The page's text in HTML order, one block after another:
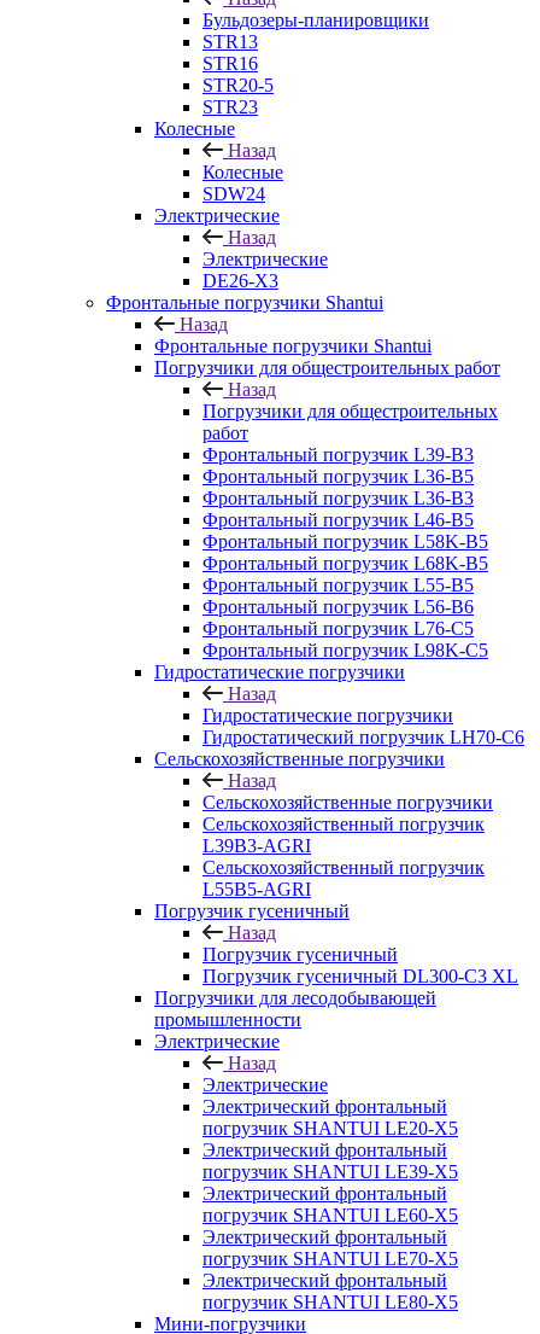
Бульдозеры-планировщики
STR13
STR16
STR20-5
STR23
Колесные
Назад
Колесные
SDW24
Электрические
Назад
Электрические
DE26-X3
Фронтальные погрузчики Shantui
Назад
Фронтальные погрузчики Shantui
Погрузчики для общестроительных работ
Назад
Погрузчики для общестроительных
работ
Фронтальный погрузчик L39-B3
Фронтальный погрузчик L36-B5
Фронтальный погрузчик L36-B3
Фронтальный погрузчик L46-B5
Фронтальный погрузчик L58K-B5
Фронтальный погрузчик L68K-B5
Фронтальный погрузчик L55-B5
Фронтальный погрузчик L56-B6
Фронтальный погрузчик L76-С5
Фронтальный погрузчик L98K-C5
Гидростатические погрузчики
Назад
Гидростатические погрузчики
Гидростатический погрузчик LH70-C6
Сельскохозяйственные погрузчики
Назад
Сельскохозяйственные погрузчики
Сельскохозяйственный погрузчик
L39B3-AGRI
Сельскохозяйственный погрузчик
L55B5-AGRI
Погрузчик гусеничный
Назад
Погрузчик гусеничный
Погрузчик гусеничный DL300-C3 XL
Погрузчики для лесодобывающей
промышленности
Электрические
Назад
Электрические
Электрический фронтальный
погрузчик SHANTUI LE20-X5
Электрический фронтальный
погрузчик SHANTUI LE39-X5
Электрический фронтальный
погрузчик SHANTUI LE60-X5
Электрический фронтальный
погрузчик SHANTUI LE70-X5
Электрический фронтальный
погрузчик SHANTUI LE80-X5
Мини-погрузчики